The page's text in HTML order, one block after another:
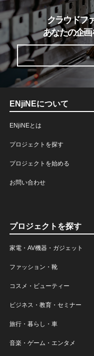
クラウドフ
あなたの企
ENjiNEについて
ENjiNEとは
プロジェクトを探す
プロジェクトを始める
お問い合わせ
プロジェクトを探す
家電・AV機器・ガジェット
ファッション・靴
コスメ・ビューティー
ビジネス・教育・セミナー
旅行・暮らし・車
音楽・ゲーム・エンタメ